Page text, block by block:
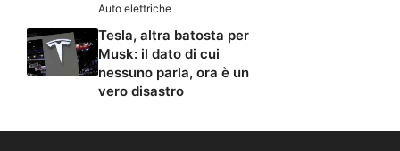
Auto elettriche
Tesla, altra batosta per
Musk: il dato di cui
nessuno parla, ora è un
vero disastro